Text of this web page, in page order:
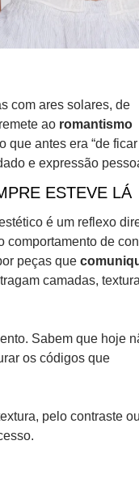
com ares solares, de
ao romantismo
que antes era “de
e expressão
ESTEVE LÁ
é um reflexo
comportamento de
peças que
camadas,
Sabem que hoje
basta vender roupa bonita, é necessário capturar os códigos que
pelo contraste